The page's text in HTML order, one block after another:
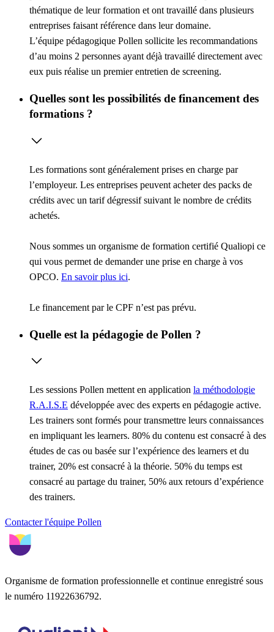
thématique de leur formation et ont travaillé dans plusieurs
entreprises faisant référence dans leur domaine.
L’équipe pédagogique Pollen sollicite les recommandations
d’au moins 2 personnes ayant déjà travaillé directement avec
eux puis réalise un premier entretien de screening.
Quelles sont les possibilités de financement des
formations ?
Les formations sont généralement prises en charge par
l’employeur. Les entreprises peuvent acheter des packs de
crédits avec un tarif dégressif suivant le nombre de crédits
achetés.
Nous sommes un organisme de formation certifié Qualiopi ce
qui vous permet de demander une prise en charge à vos
OPCO. En savoir plus ici.
Le financement par le CPF n’est pas prévu.
Quelle est la pédagogie de Pollen ?
Les sessions Pollen mettent en application la méthodologie
R.A.I.S.E développée avec des experts en pédagogie active.
Les trainers sont formés pour transmettre leurs connaissances
en impliquant les learners. 80% du contenu est consacré à des
études de cas ou basée sur l’expérience des learners et du
trainer, 20% est consacré à la théorie. 50% du temps est
consacré au partage du trainer, 50% aux retours d’expérience
des trainers.
Contacter l'équipe Pollen
Organisme de formation professionnelle et continue enregistré sous
le numéro 11922636792.